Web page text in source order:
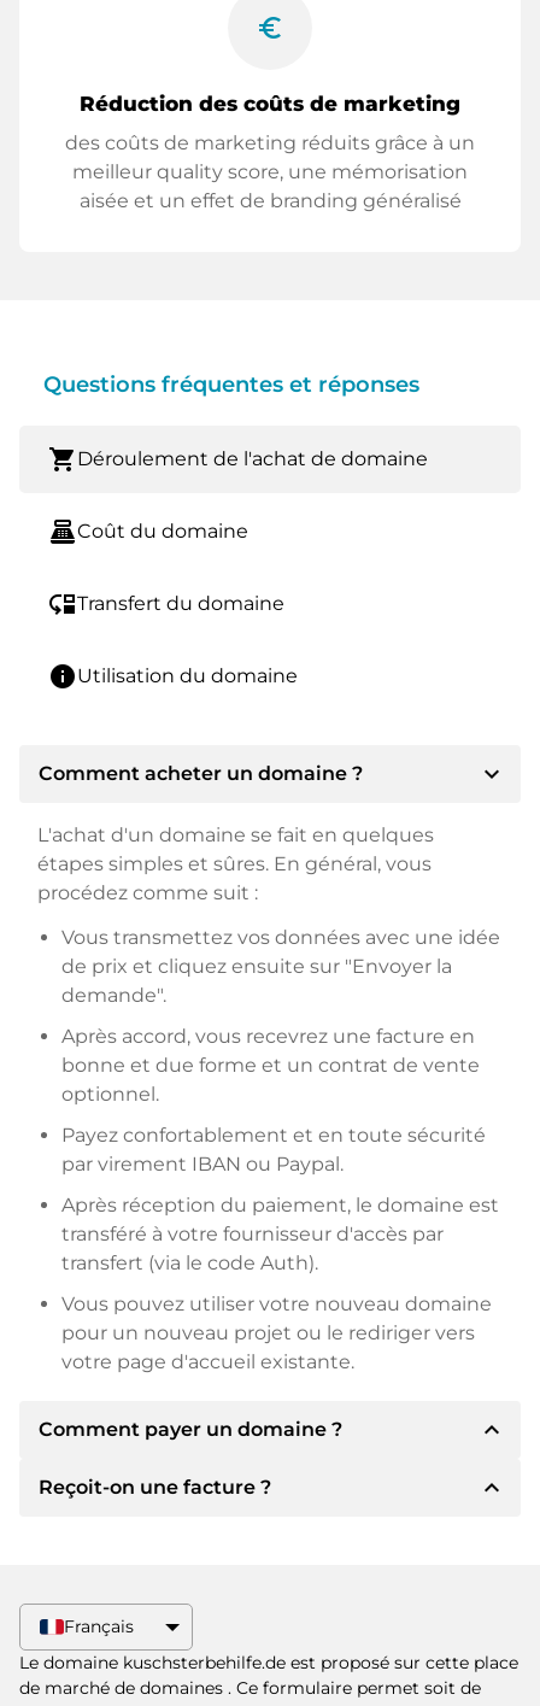
euro_symbol
Réduction des coûts de marketing
des coûts de marketing réduits grâce à un
meilleur quality score, une mémorisation
aisée et un effet de branding généralisé
Questions fréquentes et réponses
shopping_cart Déroulement de l'achat de domaine
point_of_saleCoût du domaine
move_downTransfert du domaine
infoUtilisation du domaine
Comment acheter un domaine ? expand_more
L'achat d'un domaine se fait en quelques
étapes simples et sûres. En général, vous
procédez comme suit :
Vous transmettez vos données avec une idée
de prix et cliquez ensuite sur "Envoyer la
demande".
Après accord, vous recevrez une facture en
bonne et due forme et un contrat de vente
optionnel.
Payez confortablement et en toute sécurité
par virement IBAN ou Paypal.
Après réception du paiement, le domaine est
transféré à votre fournisseur d'accès par
transfert (via le code Auth).
Vous pouvez utiliser votre nouveau domaine
pour un nouveau projet ou le rediriger vers
votre page d'accueil existante.
Comment payer un domaine ? expand_less
Après un accord, le titulaire vous
proposera Paypal ou d'autres méthodes de
paiement.
Veuillez toujours mentionner le nom de
Reçoit-on une facture ? expand_less
élevé, vous recevrez également un contrat de
vente supplémentaire si vous le souhaitez.
Français
Le domaine kuschsterbehilfe.de est proposé sur cette place
de marché de domaines . Ce formulaire permet soit de